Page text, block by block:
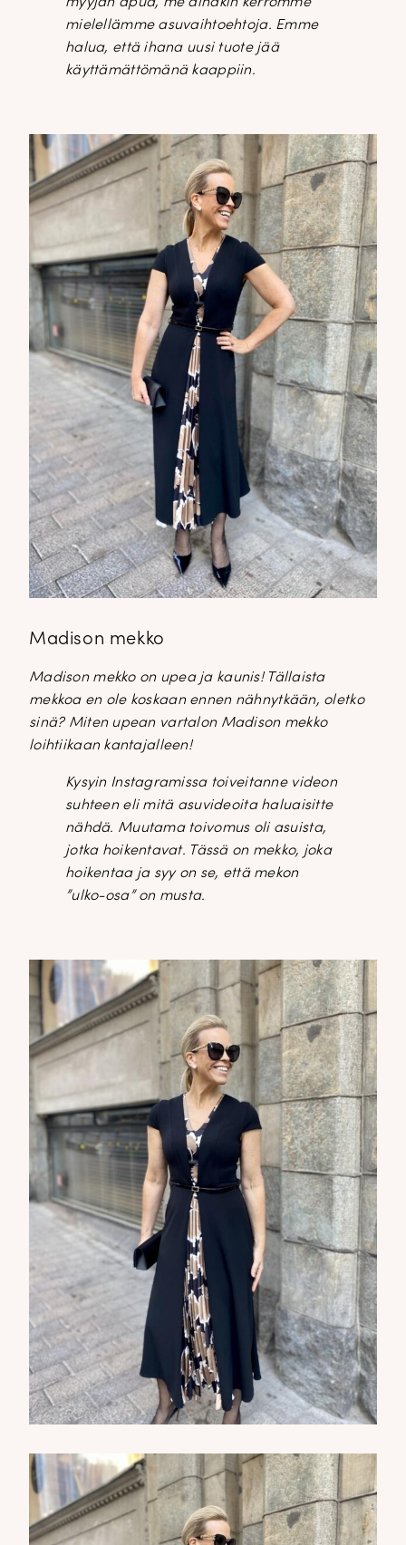
mielellämme asuvaihtoehtoja. Emme
halua, että ihana uusi tuote jää
käyttämättömänä kaappiin.
Madison mekko
Madison mekko on upea ja kaunis! Tällaista
mekkoa en ole koskaan ennen nähnytkään, oletko
sinä? Miten upean vartalon Madison mekko
loihtiikaan kantajalleen!
Kysyin Instagramissa toiveitanne videon
suhteen eli mitä asuvideoita haluaisitte
nähdä. Muutama toivomus oli asuista,
jotka hoikentavat. Tässä on mekko, joka
hoikentaa ja syy on se, että mekon
”ulko-osa” on musta.